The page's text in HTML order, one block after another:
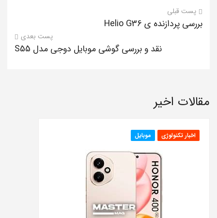
پست قبلی
بررسی پردازنده ی Helio G36
پست بعدی
نقد و بررسی گوشی موبایل دوجی مدل S55
مقالات اخیر
اخبار تکنولوژی موبایل